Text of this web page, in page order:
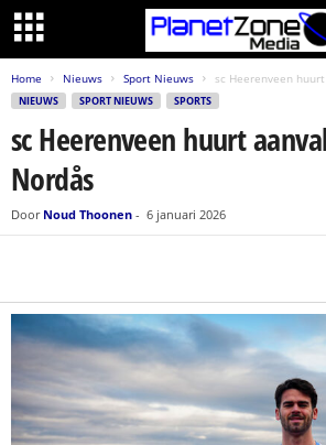
Home Nieuws Sport Nieuws sc Heerenveen
NIEUWS SPORT NIEUWS SPORTS
sc Heerenveen huurt
Nordås
Door Noud Thoonen - 6 januari 2026